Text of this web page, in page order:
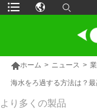
ホーム > ニュース >
海水をろ過する方法は？
より多くの製品